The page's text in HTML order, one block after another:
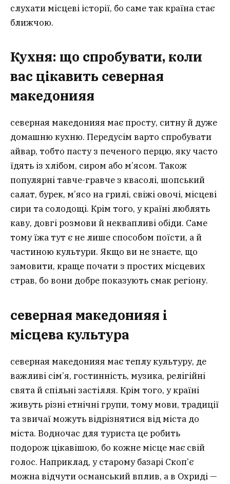
слухати місцеві історії, бо саме так країна стає
ближчою.
Кухня: що спробувати, коли
вас цікавить северная
македонияя
северная македонияя має просту, ситну й дуже
домашню кухню. Передусім варто спробувати
айвар, тобто пасту з печеного перцю, яку часто
їдять із хлібом, сиром або м’ясом. Також
популярні тавче-гравче з квасолі, шопський
салат, бурек, м’ясо на грилі, свіжі овочі, місцеві
сири та солодощі. Крім того, у країні люблять
каву, довгі розмови й неквапливі обіди. Саме
тому їжа тут є не лише способом поїсти, а й
частиною культури. Якщо ви не знаєте, що
замовити, краще почати з простих місцевих
страв, бо вони добре показують смак регіону.
северная македонияя і
місцева культура
северная македонияя має теплу культуру, де
важливі сім’я, гостинність, музика, релігійні
свята й спільні застілля. Крім того, у країні
живуть різні етнічні групи, тому мови, традиції
та звичаї можуть відрізнятися від міста до
міста. Водночас для туриста це робить
подорож цікавішою, бо кожне місце має свій
голос. Наприклад, у старому базарі Скоп’є
можна відчути османський вплив, а в Охриді —